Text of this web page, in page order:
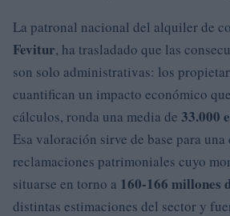
La patronal nacional del alquiler de
Fevitur, ha trasladado que las
son solo administrativas: los
cuantifican un impacto económico
cálculos, ronda una media de 33.000
Esa valoración sirve de base para
reclamaciones patrimoniales cuyo
situarse en torno a 160-166 millones
distintas estimaciones del sector y